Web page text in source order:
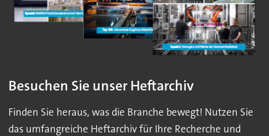
Besuchen Sie unser Heftarchiv
Finden Sie heraus, was die Branche bewegt! Nutzen Sie
das umfangreiche Heftarchiv für Ihre Recherche und